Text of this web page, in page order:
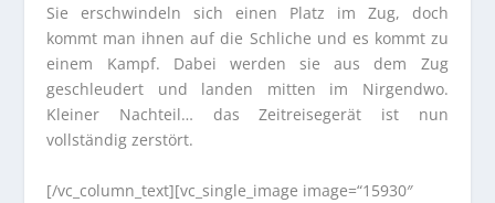
Sie erschwindeln sich einen Platz im Zug, doch
kommt man ihnen auf die Schliche und es kommt zu
einem Kampf. Dabei werden sie aus dem Zug
geschleudert und landen mitten im Nirgendwo.
Kleiner Nachteil… das Zeitreisegerät ist nun
vollständig zerstört.
[/vc_column_text][vc_single_image image=“15930″